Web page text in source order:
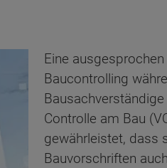
Eine
Baucontrolling
Controlle am Bau
gewährleistet, dass
Bauvorschriften